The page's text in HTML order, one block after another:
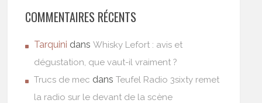
COMMENTAIRES RÉCENTS
Tarquini dansWhisky Lefort : avis et
dégustation, que vaut-il vraiment ?
Trucs de mec dansTeufel Radio 3sixty remet
la radio sur le devant de la scène